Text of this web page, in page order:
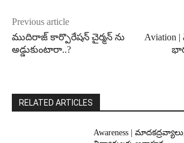
Previous article
ముదిరాజ్ కార్పొరేషన్ చైర్మన్ ను
అడ్డుకుంటారా..?
RELATED ARTICLES
Awareness |